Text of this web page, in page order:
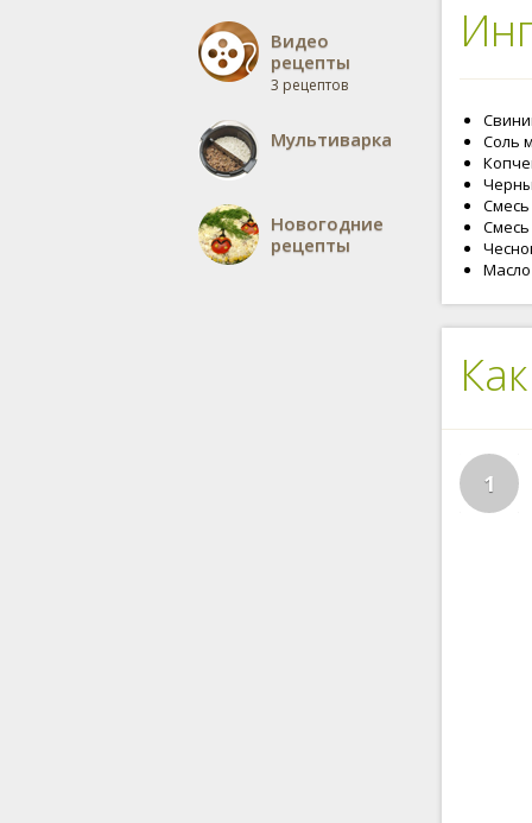
Видео
рецепты
3 рецептов
Мультиварка
Новогодние
рецепты
Соль
Смесь
Смесь
Масло
1